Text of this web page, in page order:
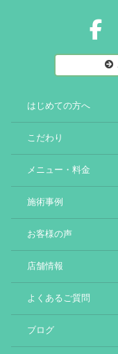
はじめての方へ
こだわり
メニュー・料金
施術事例
お客様の声
店舗情報
よくあるご質問
ブログ